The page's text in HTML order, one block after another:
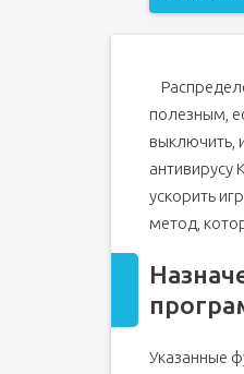
Включаем
полезным,
выключить,
антивирусу
ускорить
метод,
Указанные